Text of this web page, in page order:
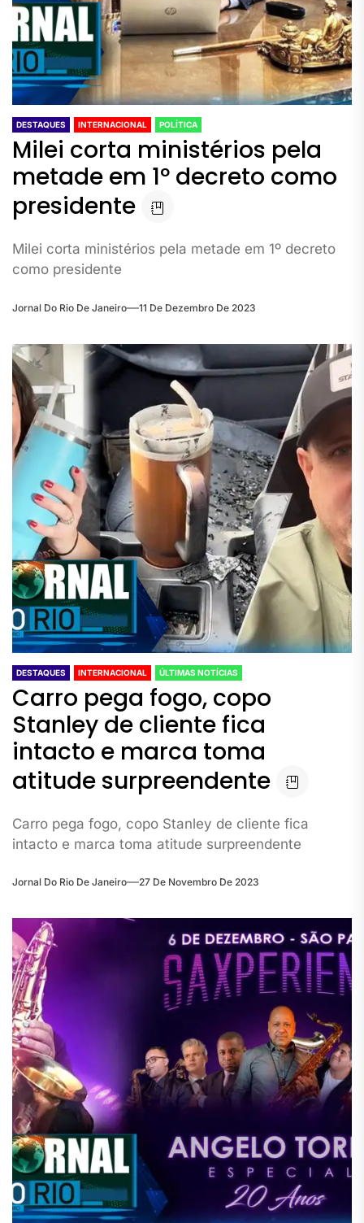
DESTAQUES INTERNACIONAL POLÍTICA
Milei corta ministérios pela
metade em 1º decreto como
presidente
Milei corta ministérios pela metade em 1º decreto
como presidente
Jornal Do Rio De Janeiro 11 De Dezembro De 2023
DESTAQUES INTERNACIONAL ÚLTIMAS NOTÍCIAS
Carro pega fogo, copo
Stanley de cliente fica
intacto e marca toma
atitude surpreendente
Carro pega fogo, copo Stanley de cliente fica
intacto e marca toma atitude surpreendente
Jornal Do Rio De Janeiro 27 De Novembro De 2023